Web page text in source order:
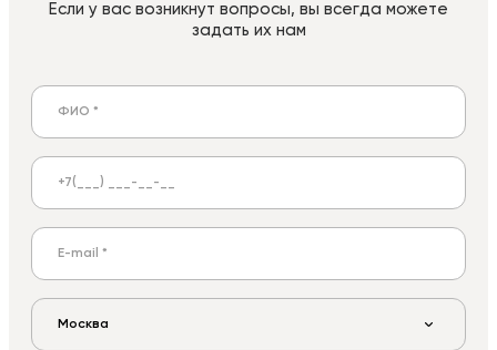
Если у вас возникнут вопросы, вы всегда можете
задать их нам
Москва